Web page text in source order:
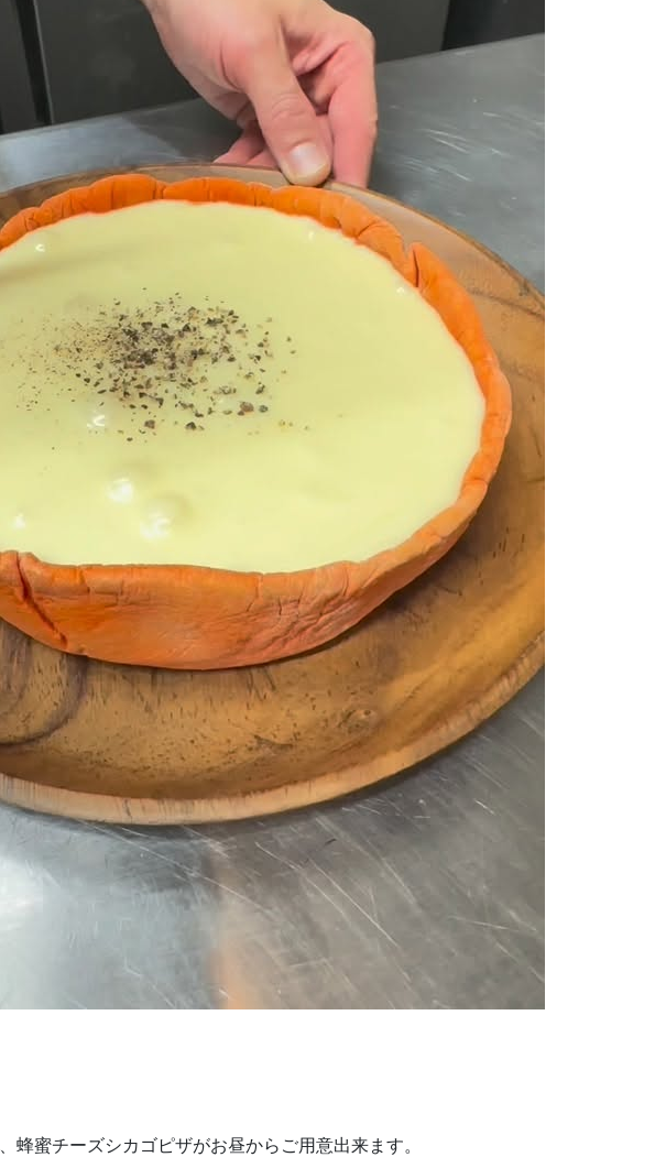
蜂蜜チーズシカゴピザがお昼からご用意出来ます。